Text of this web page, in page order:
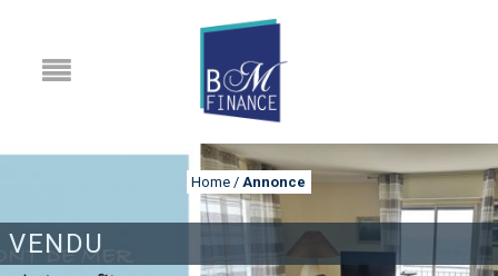
VENDU
Home / Annonce